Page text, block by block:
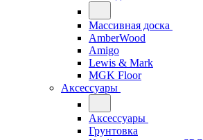
Массивная доска
AmberWood
Amigo
Lewis & Mark
MGK Floor
Аксессуары
Аксессуары
Грунтовка